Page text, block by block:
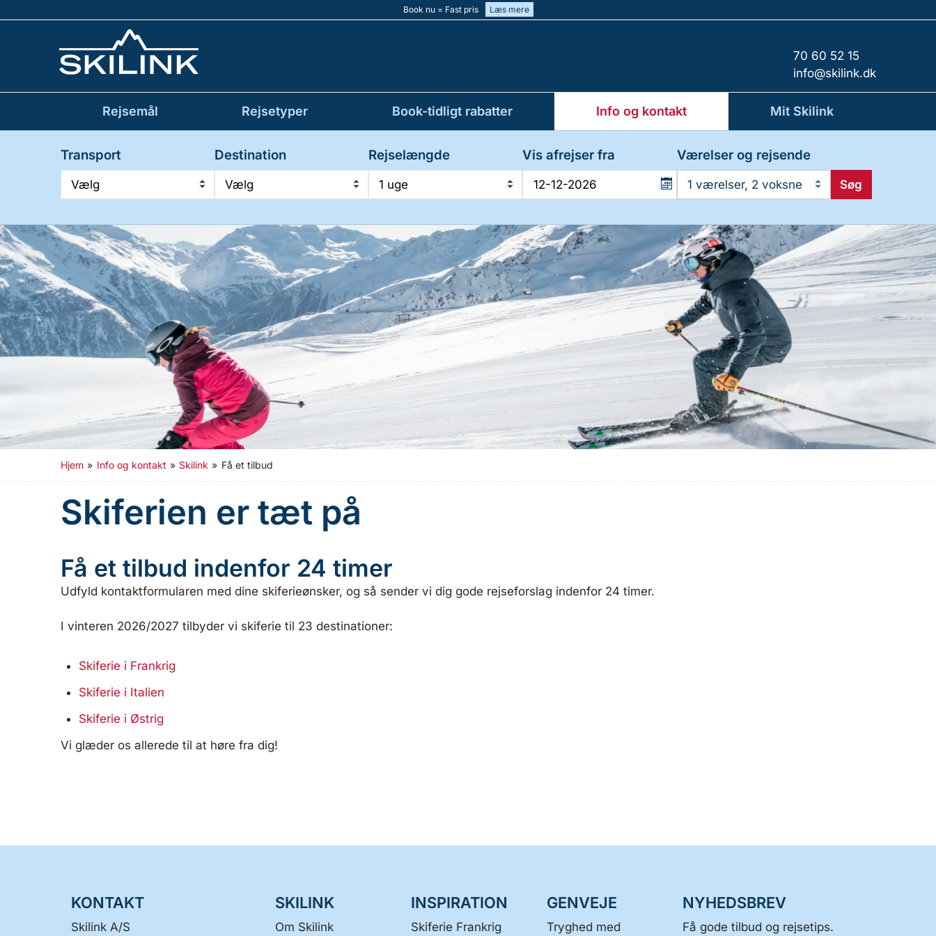
Book nu = Fast pris Læs mere
70 60 52 15
info@skilink.dk
Rejsemål Rejsetyper Book-tidligt rabatter Info og kontakt Mit Skilink
Transport
Vælg
Destination
Vælg
Rejselængde
1 uge
Vis afrejser fra Værelser og rejsende
1 værelser, 2 voksne Søg
Hjem » Info og kontakt » Skilink » Få et tilbud
Skiferien er tæt på
Få et tilbud indenfor 24 timer
Udfyld kontaktformularen med dine skiferieønsker, og så sender vi dig gode rejseforslag indenfor 24 timer.
I vinteren 2026/2027 tilbyder vi skiferie til 23 destinationer:
Skiferie i Frankrig
Skiferie i Italien
Skiferie i Østrig
Vi glæder os allerede til at høre fra dig!
KONTAKT
Skilink A/S
SKILINK
Om Skilink
INSPIRATION
Skiferie Frankrig
GENVEJE
Tryghed med
NYHEDSBREV
Få gode tilbud og rejsetips.